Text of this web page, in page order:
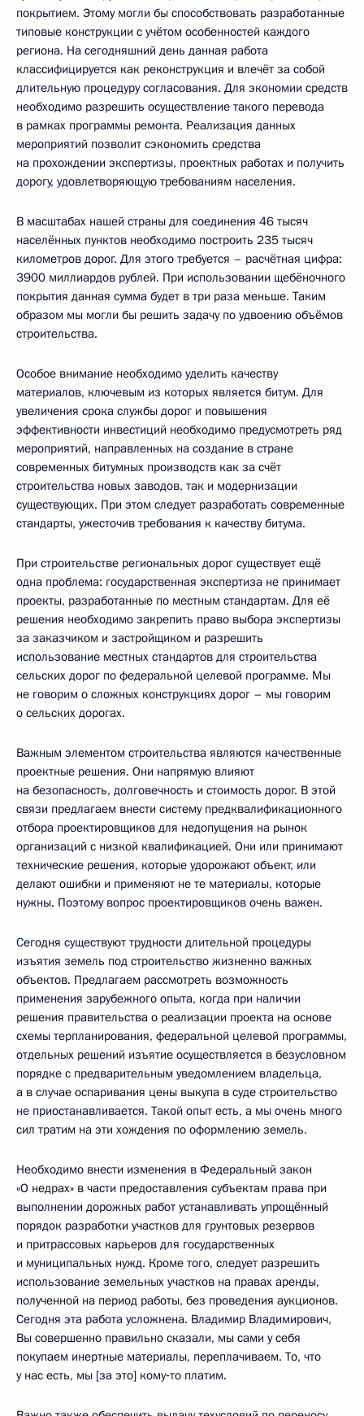
покрытием. Этому могли бы способствовать разработанные
типовые конструкции с учётом особенностей каждого
региона. На сегодняшний день данная работа
классифицируется как реконструкция и влечёт за собой
длительную процедуру согласования. Для экономии средств
необходимо разрешить осуществление такого перевода
в рамках программы ремонта. Реализация данных
мероприятий позволит сэкономить средства
на прохождении экспертизы, проектных работах и получить
дорогу, удовлетворяющую требованиям населения.
В масштабах нашей страны для соединения 46 тысяч
населённых пунктов необходимо построить 235 тысяч
километров дорог. Для этого требуется – расчётная цифра:
3900 миллиардов рублей. При использовании щебёночного
покрытия данная сумма будет в три раза меньше. Таким
образом мы могли бы решить задачу по удвоению объёмов
строительства.
Особое внимание необходимо уделить качеству
материалов, ключевым из которых является битум. Для
увеличения срока службы дорог и повышения
эффективности инвестиций необходимо предусмотреть ряд
мероприятий, направленных на создание в стране
современных битумных производств как за счёт
строительства новых заводов, так и модернизации
существующих. При этом следует разработать современные
стандарты, ужесточив требования к качеству битума.
При строительстве региональных дорог существует ещё
одна проблема: государственная экспертиза не принимает
проекты, разработанные по местным стандартам. Для её
решения необходимо закрепить право выбора экспертизы
за заказчиком и застройщиком и разрешить
использование местных стандартов для строительства
сельских дорог по федеральной целевой программе. Мы
не говорим о сложных конструкциях дорог – мы говорим
о сельских дорогах.
Важным элементом строительства являются качественные
проектные решения. Они напрямую влияют
на безопасность, долговечность и стоимость дорог. В этой
связи предлагаем внести систему предквалификационного
отбора проектировщиков для недопущения на рынок
организаций с низкой квалификацией. Они или принимают
технические решения, которые удорожают объект, или
делают ошибки и применяют не те материалы, которые
нужны. Поэтому вопрос проектировщиков очень важен.
Сегодня существуют трудности длительной процедуры
изъятия земель под строительство жизненно важных
объектов. Предлагаем рассмотреть возможность
применения зарубежного опыта, когда при наличии
решения правительства о реализации проекта на основе
схемы терпланирования, федеральной целевой программы,
отдельных решений изъятие осуществляется в безусловном
порядке с предварительным уведомлением владельца,
а в случае оспаривания цены выкупа в суде строительство
не приостанавливается. Такой опыт есть, а мы очень много
сил тратим на эти хождения по оформлению земель.
Необходимо внести изменения в Федеральный закон
«О недрах» в части предоставления субъектам права при
выполнении дорожных работ устанавливать упрощённый
порядок разработки участков для грунтовых резервов
и притрассовых карьеров для государственных
и муниципальных нужд. Кроме того, следует разрешить
использование земельных участков на правах аренды,
полученной на период работы, без проведения аукционов.
Сегодня эта работа усложнена. Владимир Владимирович,
Вы совершенно правильно сказали, мы сами у себя
покупаем инертные материалы, переплачиваем. То, что
у нас есть, мы [за это] кому‑то платим.